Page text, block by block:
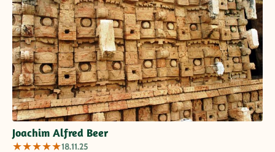
Joachim Alfred Beer
★★★★★18.11.25